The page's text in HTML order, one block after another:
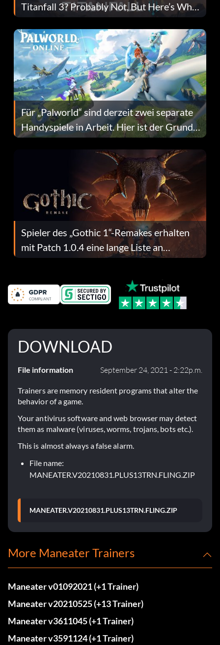
Titanfall 3? Probably Not, But Here’s Why
Fans Are Hopeful
Für „Palworld“ sind derzeit zwei separate
Handyspiele in Arbeit. Hier ist der Grund
dafür.
Spieler des „Gothic 1“-Remakes erhalten
mit Patch 1.0.4 eine lange Liste an
Fehlerbehebungen
DOWNLOAD
File information September 24, 2021 - 2:22p.m.
Trainers are memory resident programs that alter the
behavior of a game.
Your antivirus software and web browser may detect
them as malware (viruses, worms, trojans, bots etc.).
This is almost always a false alarm.
File name:
MANEATER.V20210831.PLUS13TRN.FLING.ZIP
MANEATER.V20210831.PLUS13TRN.FLING.ZIP
More Maneater Trainers
Maneater v01092021 (+1 Trainer)
Maneater v20210525 (+13 Trainer)
Maneater v3611045 (+1 Trainer)
Maneater v3591124 (+1 Trainer)